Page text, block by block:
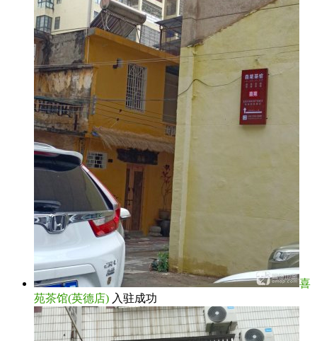
喜
苑茶馆(英德店) 入驻成功